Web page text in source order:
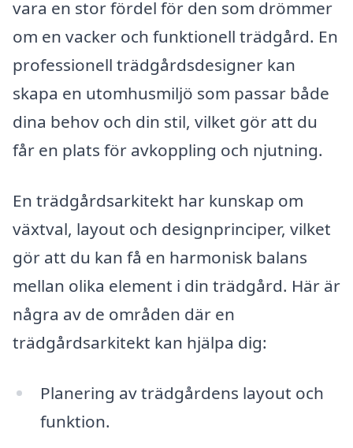
vara en stor fördel för den som drömmer
om en vacker och funktionell trädgård. En
professionell trädgårdsdesigner kan
skapa en utomhusmiljö som passar både
dina behov och din stil, vilket gör att du
får en plats för avkoppling och njutning.
En trädgårdsarkitekt har kunskap om
växtval, layout och designprinciper, vilket
gör att du kan få en harmonisk balans
mellan olika element i din trädgård. Här är
några av de områden där en
trädgårdsarkitekt kan hjälpa dig:
Planering av trädgårdens layout och
funktion.